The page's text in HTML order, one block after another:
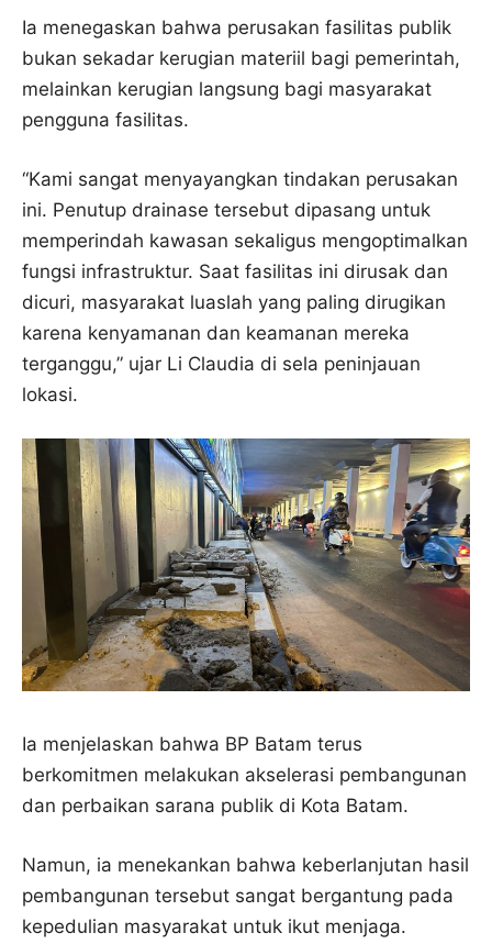
Ia menegaskan bahwa perusakan fasilitas publik
bukan sekadar kerugian materiil bagi pemerintah,
melainkan kerugian langsung bagi masyarakat
pengguna fasilitas.
“Kami sangat menyayangkan tindakan perusakan
ini. Penutup drainase tersebut dipasang untuk
memperindah kawasan sekaligus mengoptimalkan
fungsi infrastruktur. Saat fasilitas ini dirusak dan
dicuri, masyarakat luaslah yang paling dirugikan
karena kenyamanan dan keamanan mereka
terganggu,” ujar Li Claudia di sela peninjauan
lokasi.
Ia menjelaskan bahwa BP Batam terus
berkomitmen melakukan akselerasi pembangunan
dan perbaikan sarana publik di Kota Batam.
Namun, ia menekankan bahwa keberlanjutan hasil
pembangunan tersebut sangat bergantung pada
kepedulian masyarakat untuk ikut menjaga.